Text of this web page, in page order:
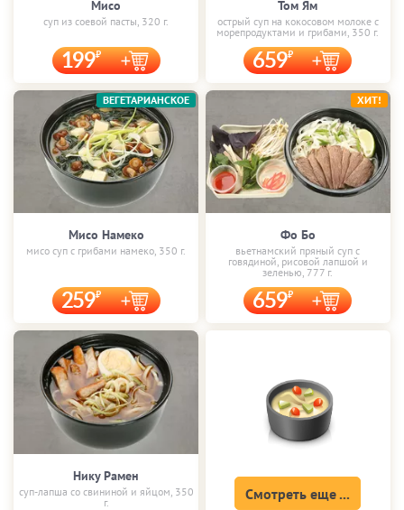
Мисо
суп из соевой пасты, 320 г.
199
Том Ям
острый суп на кокосовом молоке с
морепродуктами и грибами, 350 г.
659
Мисо Намеко
мисо суп с грибами намеко, 350 г.
259
ВЕГЕТАРИАНСКОЕ
Фо Бо
вьетнамский пряный суп с
говядиной, рисовой лапшой и
зеленью, 777 г.
659
ХИТ!
Нику Рамен
суп-лапша со свининой и яйцом, 350
г.
Смотреть еще ...